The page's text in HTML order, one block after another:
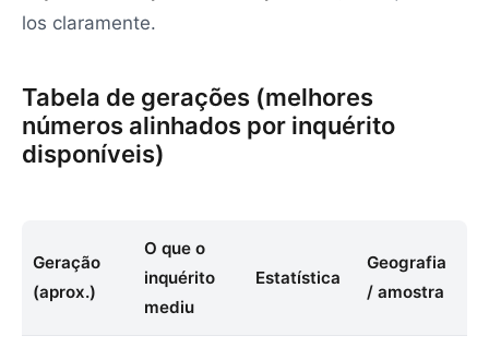
los claramente.
Tabela de gerações (melhores
números alinhados por inquérito
disponíveis)
Geração
(aprox.)
O que o
inquérito
mediu
Estatística
Geografia
/ amostra